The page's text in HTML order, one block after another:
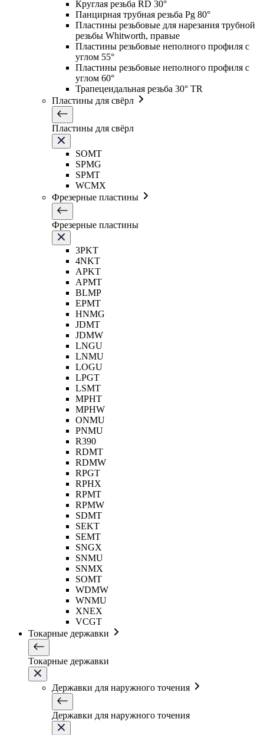
Круглая резьба RD 30°
Панцирная трубная резьба Pg 80°
Пластины резьбовые для нарезания трубной
резьбы Whitworth, правые
Пластины резьбовые неполного профиля с
углом 55°
Пластины резьбовые неполного профиля с
углом 60°
Трапецеидальная резьба 30° TR
Пластины для свёрл
Пластины для свёрл
SOMT
SPMG
SPMT
WCMX
Фрезерные пластины
Фрезерные пластины
3PKT
4NKT
APKT
APMT
BLMP
EPMT
HNMG
JDMT
JDMW
LNGU
LNMU
LOGU
LPGT
LSMT
MPHT
MPHW
ONMU
PNMU
R390
RDMT
RDMW
RPGT
RPHX
RPMT
RPMW
SDMT
SEKT
SEMT
SNGX
SNMU
SNMX
SOMT
WDMW
WNMU
XNEX
VCGT
Токарные державки
Токарные державки
Державки для наружного точения
Державки для наружного точения